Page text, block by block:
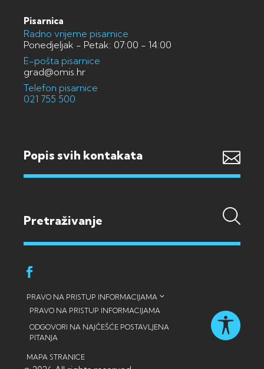
Pisarnica
Radno vrijeme pisarnice
Ponedjeljak - Petak: 07:00 - 14:00
E-pošta pisarnice
grad@omis.hr
Telefon pisarnice
021 755 500
Popis svih kontakata
PRAVO NA PRISTUP INFORMACIJAMA
PRAVO NA PRISTUP INFORMACIJAMA
ODGOVORI NA NAJČEŠĆE POSTAVLJENA
PITANJA
MAPA STRANICE